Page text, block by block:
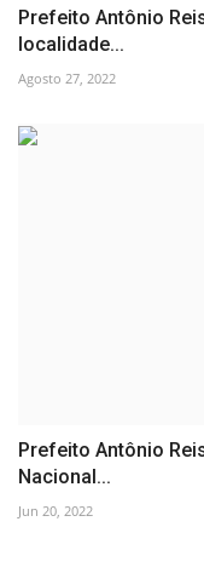
Prefeito Antônio
localidade...
Agosto 27, 2022
Prefeito Antônio
Nacional...
Jun 20, 2022